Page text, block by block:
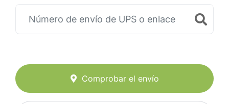
Comprobar el envío